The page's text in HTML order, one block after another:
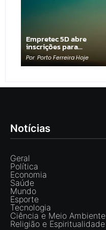
Empretec 5D abre
inscrições para…
Por Porto Ferreira Hoje
Notícias
Geral
Política
Economia
Saúde
Mundo
Esporte
Tecnologia
Ciência e Meio Ambiente
Religião e Espiritualidade